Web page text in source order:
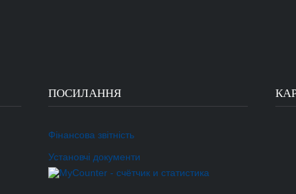
ПОСИЛАННЯ
Фінансова звітність
Установчі документи